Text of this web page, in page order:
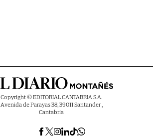
Copyright © EDITORIAL CANTABRIA S.A.
Avenida de Parayas 38, 39011 Santander ,
Cantabria